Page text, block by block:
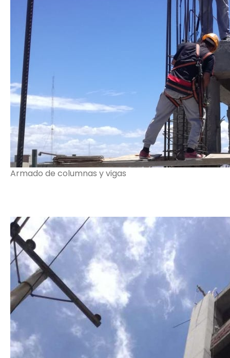
Armado de columnas y vigas